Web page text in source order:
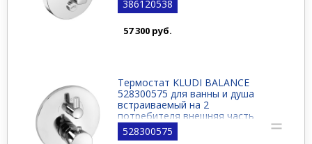
386120538
57 300 руб.
Термостат KLUDI BALANCE
528300575 для ванны и душа
встраиваемый на 2
потребителя внешняя часть
528300575